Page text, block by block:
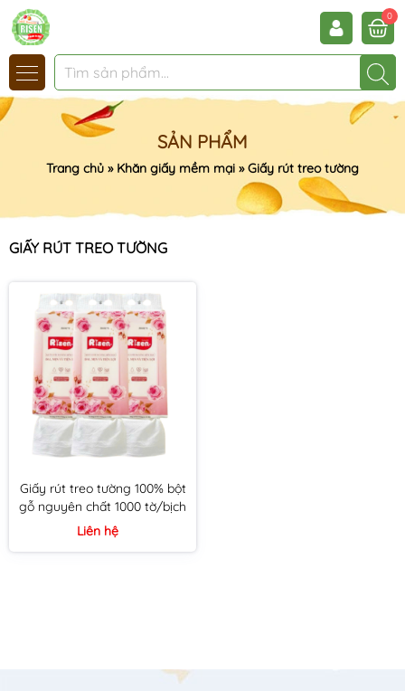
0
SẢN PHẨM
Trang chủ » Khăn giấy mềm mại »Giấy rút treo tường
GIẤY RÚT TREO TƯỜNG
Giấy rút treo tường 100% bột
gỗ nguyên chất 1000 tờ/bịch
Liên hệ